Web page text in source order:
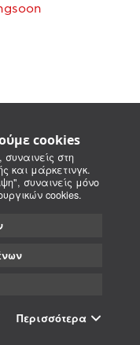
cookies
στη
και μάρκετινγκ.
συναινείς μόνο
cookies.
Περισσότερα